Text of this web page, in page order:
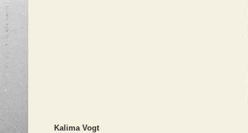
Kalima Vogt